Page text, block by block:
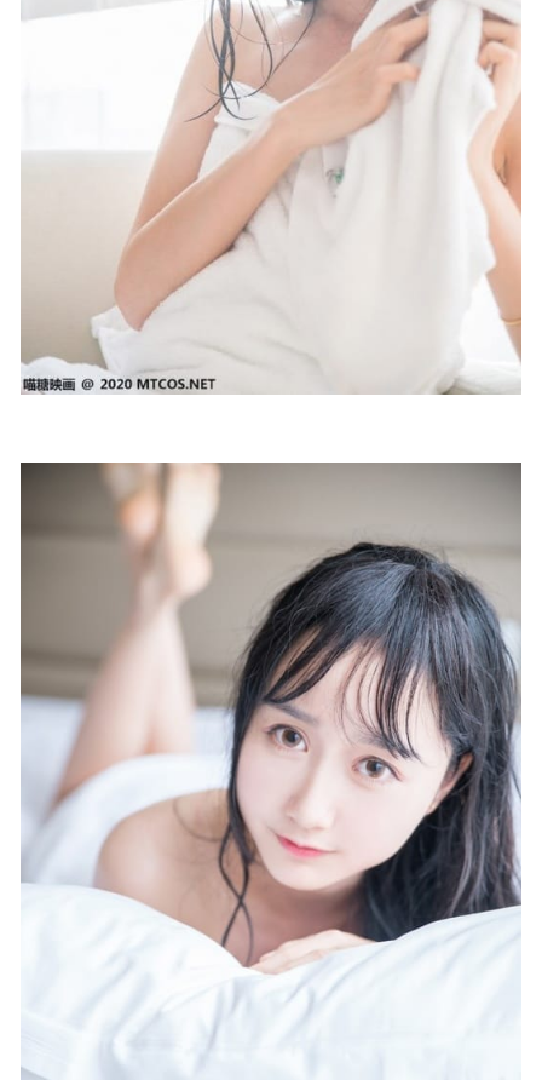
Machi马吉(馬吉) – NO.16 黑丝の日常[43P] 2026-02-01